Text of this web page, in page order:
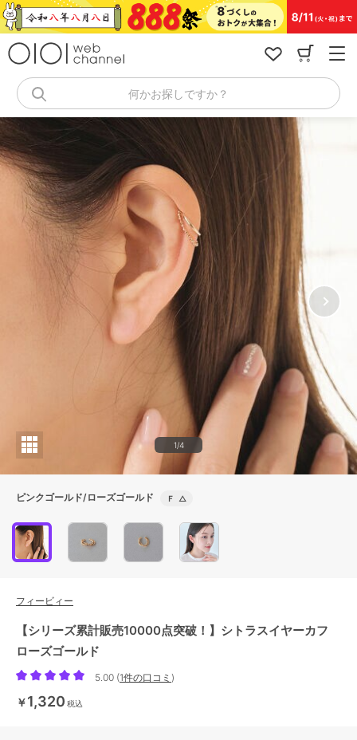
コ
ン
キ
ッ
プ
何かお探しですか？
1/4
ピンクゴールド/ローズゴールド Ｆ △
フィービィー
【シリーズ累計販売10000点突破！】シトラスイヤーカフ
ローズゴールド
5.00 (1件の口コミ )
￥1,320 税込